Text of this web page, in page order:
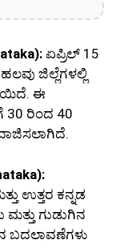
ಏಪ್ರಿಲ್ 15
ಜಿಲ್ಲೆಗಳಲ್ಲಿ
ಈ
ರಿಂದ 40
ಉತ್ತರ ಕನ್ನಡ
ಗುಡುಗಿನ
ಬದಲಾವಣೆಗಳು